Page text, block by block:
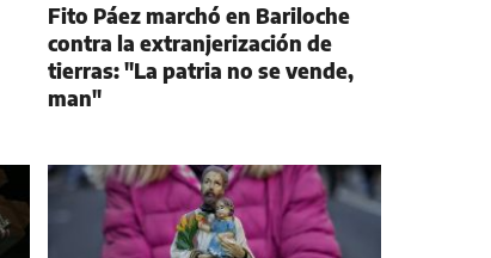
Fito Páez marchó en Bariloche
contra la extranjerización de
tierras: "La patria no se vende,
man"